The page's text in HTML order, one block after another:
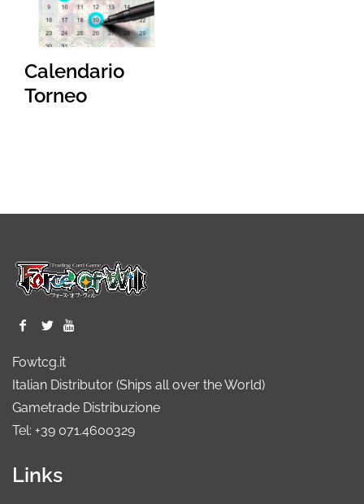
Calendario
Torneo
Fowtcg.it
Italian Distributor (Ships all over the World)
Gametrade Distribuzione
Tel: +39 071.4600329
Links